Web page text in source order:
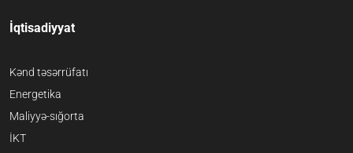
İqtisadiyyat
Kənd təsərrüfatı
Energetika
Maliyyə-sığorta
İKT